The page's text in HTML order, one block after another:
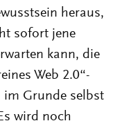
heraus,
sofort jene
kann, die
Web 2.0“-
Grunde selbst
wird noch